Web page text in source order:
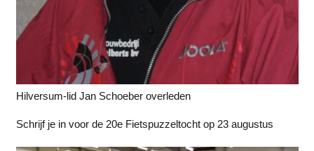
Hilversum-lid Jan Schoeber overleden
Schrijf je in voor de 20e Fietspuzzeltocht op 23 augustus